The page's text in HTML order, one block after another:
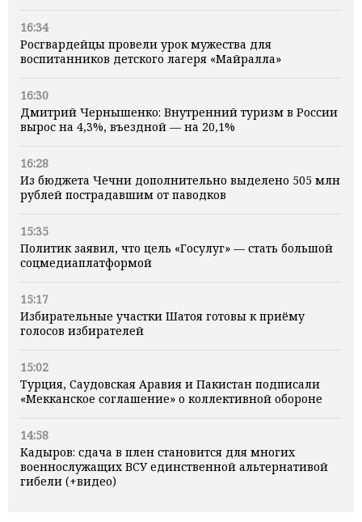
16:34
Росгвардейцы провели урок мужества для
воспитанников детского лагеря «Майралла»
16:30
Дмитрий Чернышенко: Внутренний туризм в России
вырос на 4,3%, въездной — на 20,1%
16:28
Из бюджета Чечни дополнительно выделено 505 млн
рублей пострадавшим от паводков
15:35
Политик заявил, что цель «Госулуг» — стать большой
соцмедиаплатформой
15:17
Избирательные участки Шатоя готовы к приёму
голосов избирателей
15:02
Турция, Саудовская Аравия и Пакистан подписали
«Мекканское соглашение» о коллективной обороне
14:58
Кадыров: сдача в плен становится для многих
военнослужащих ВСУ единственной альтернативой
гибели (+видео)